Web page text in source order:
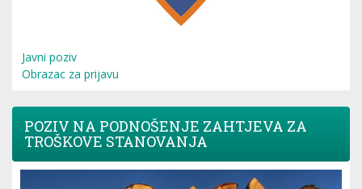
Javni poziv
Obrazac za prijavu
POZIV NA PODNOŠENJE ZAHTJEVA ZA
TROŠKOVE STANOVANJA